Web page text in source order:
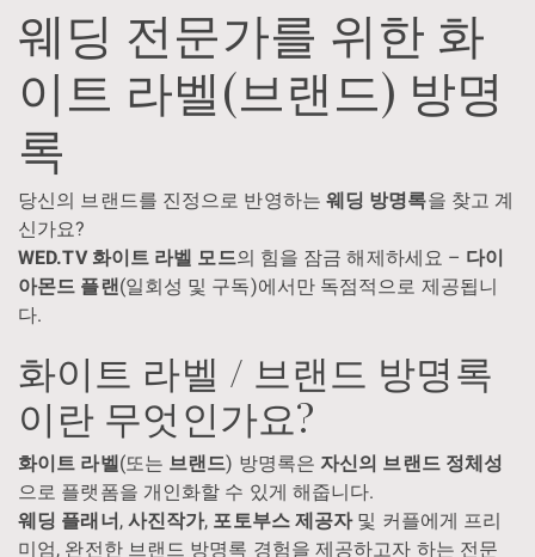
웨딩 전문가를 위한 화
이트 라벨(브랜드) 방명
록
당신의 브랜드를 진정으로 반영하는 웨딩 방명록을 찾고 계
신가요?
WED.TV 화이트 라벨 모드의 힘을 잠금 해제하세요 – 다이
아몬드 플랜(일회성 및 구독)에서만 독점적으로 제공됩니
다.
화이트 라벨 / 브랜드 방명록
이란 무엇인가요?
화이트 라벨(또는 브랜드) 방명록은자신의 브랜드 정체성
으로 플랫폼을 개인화할 수 있게 해줍니다.
웨딩 플래너, 사진작가, 포토부스 제공자및 커플에게 프리
미엄, 완전한 브랜드 방명록 경험을 제공하고자 하는 전문